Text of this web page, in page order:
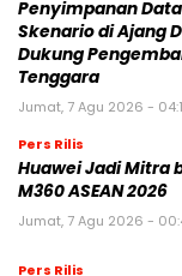
Penyimpanan
Skenario di Ajang
Dukung
Tenggara
Jumat, 7 Agu 2026 -
Pers Rilis
Huawei Jadi Mitra
M360 ASEAN 2026
Jumat, 7 Agu 2026 -
Pers Rilis